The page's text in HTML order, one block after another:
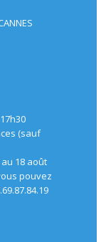
(sauf
18 août
pouvez